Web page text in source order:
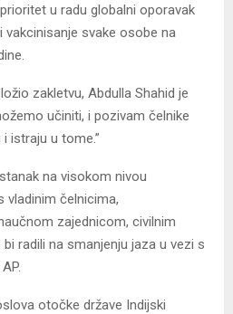
u radu globalni oporavak
vakcinisanje svake osobe na
zakletvu, Abdulla Shahid je
učiniti, i pozivam čelnike
istraju u tome.”
na visokom nivou
vladinim čelnicima,
zajednicom, civilnim
radili na smanjenju jaza u vezi s
otočke države Indijski